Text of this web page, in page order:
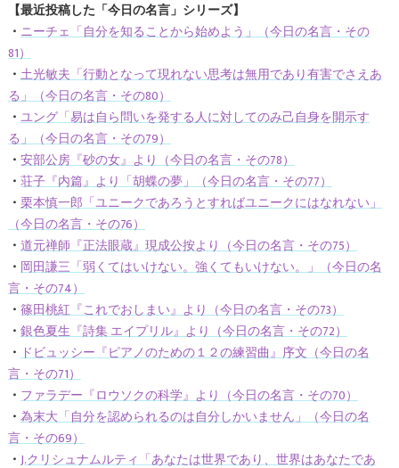
【最近投稿した「今日の名言」シリーズ】
・ ニーチェ「自分を知ることから始めよう」（今日の名言・その
81）
・ 土光敏夫「行動となって現れない思考は無用であり有害でさえあ
る」（今日の名言・その80）
・ ユング「易は自ら問いを発する人に対してのみ己自身を開示す
る」（今日の名言・その79）
・ 安部公房『砂の女』より（今日の名言・その78）
・ 荘子『内篇』より「胡蝶の夢」（今日の名言・その77）
・ 栗本慎一郎「ユニークであろうとすればユニークにはなれない」
（今日の名言・その76）
・ 道元禅師『正法眼蔵』現成公按より（今日の名言・その75）
・ 岡田謙三「弱くてはいけない。強くてもいけない。」（今日の名
言・その74）
・ 篠田桃紅『これでおしまい』より（今日の名言・その73）
・ 銀色夏生『詩集 エイプリル』より（今日の名言・その72）
・ ドビュッシー『ピアノのための１２の練習曲』序文（今日の名
言・その71）
・ ファラデー『ロウソクの科学』より（今日の名言・その70）
・ 為末大「自分を認められるのは自分しかいません」（今日の名
言・その69）
・ J.クリシュナムルティ「あなたは世界であり、世界はあなたであ